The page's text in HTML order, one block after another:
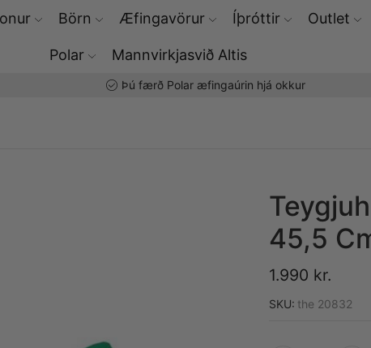
Börn Æfingavörur Íþróttir Outlet
Polar Mannvirkjasvið Altis
Þú færð Polar æfingaúrin hjá okkur
45,5
1.990 kr.
SKU: the 20832